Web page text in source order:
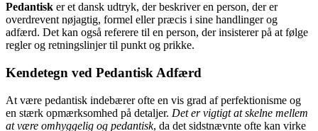
Pedantisk er et dansk udtryk, der beskriver en person, der er
overdrevent nøjagtig, formel eller præcis i sine handlinger og
adfærd. Det kan også referere til en person, der insisterer på at følge
regler og retningslinjer til punkt og prikke.
Kendetegn ved Pedantisk Adfærd
At være pedantisk indebærer ofte en vis grad af perfektionisme og
en stærk opmærksomhed på detaljer. Det er vigtigt at skelne mellem
at være omhyggelig og pedantisk, da det sidstnævnte ofte kan virke